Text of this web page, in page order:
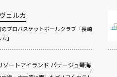
ェルカ
プロバスケットボールクラブ「長崎
」
ゾートアイランド パサージュ琴海